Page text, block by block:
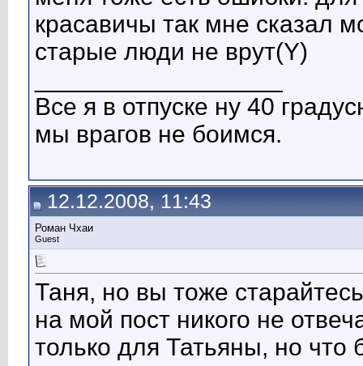
красавичы так мне сказал
старые люди не врут(Y)
Все я в отпуске ну 40
мы врагов не боимся.
12.12.2008, 11:43
Роман Чхаи
Guest
Таня, но вы тоже
на мой пост никого не
только для Татьяны, но что